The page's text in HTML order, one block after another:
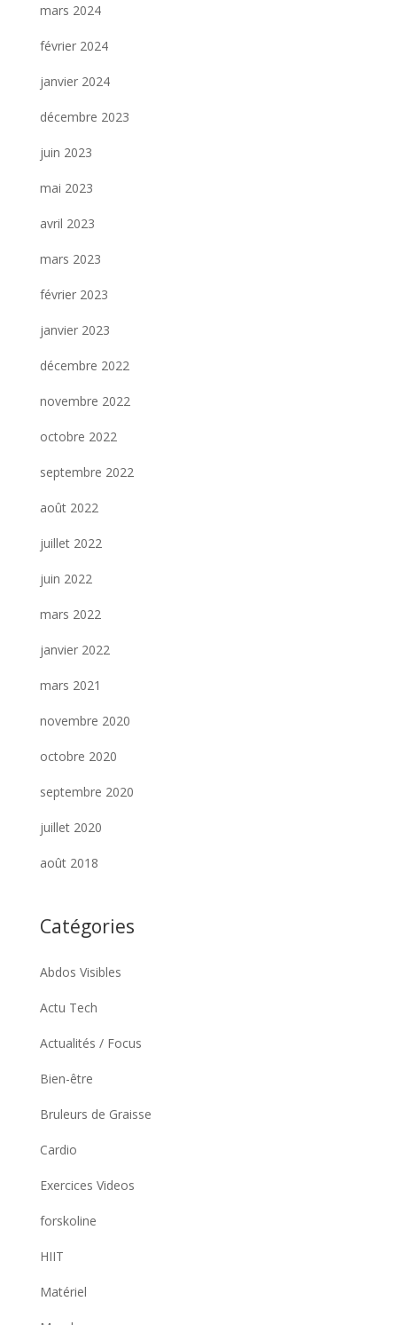
mars 2024
février 2024
janvier 2024
décembre 2023
juin 2023
mai 2023
avril 2023
mars 2023
février 2023
janvier 2023
décembre 2022
novembre 2022
octobre 2022
septembre 2022
août 2022
juillet 2022
juin 2022
mars 2022
janvier 2022
mars 2021
novembre 2020
octobre 2020
septembre 2020
juillet 2020
août 2018
Catégories
Abdos Visibles
Actu Tech
Actualités / Focus
Bien-être
Bruleurs de Graisse
Cardio
Exercices Videos
forskoline
HIIT
Matériel